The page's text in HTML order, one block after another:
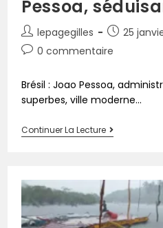
Pessoa,
lepagegilles 25
0 commentaire
Brésil : Joao Pessoa,
superbes, ville moderne...
Continuer La Lecture